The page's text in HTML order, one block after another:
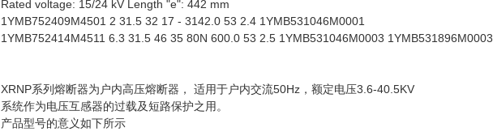
Rated voltage: 15/24 kV Length "e": 442 mm
1YMB752409M4501 2 31.5 32 17 - 3142.0 53 2.4 1YMB531046M0001
1YMB752414M4511 6.3 31.5 46 35 80N 600.0 53 2.5 1YMB531046M0003 1YMB531896M0003
XRNP系列熔断器为户内高压熔断器， 适用于户内交流50Hz，额定电压3.6-40.5KV
系统作为电压互感器的过载及短路保护之用。
产品型号的意义如下所示